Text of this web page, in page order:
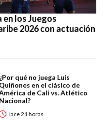
los Juegos
2026 con actuación
¿Por qué no juega Luis
Quiñones en el clásico de
de Cali vs. Atlético
Nacional?
Hace21 horas